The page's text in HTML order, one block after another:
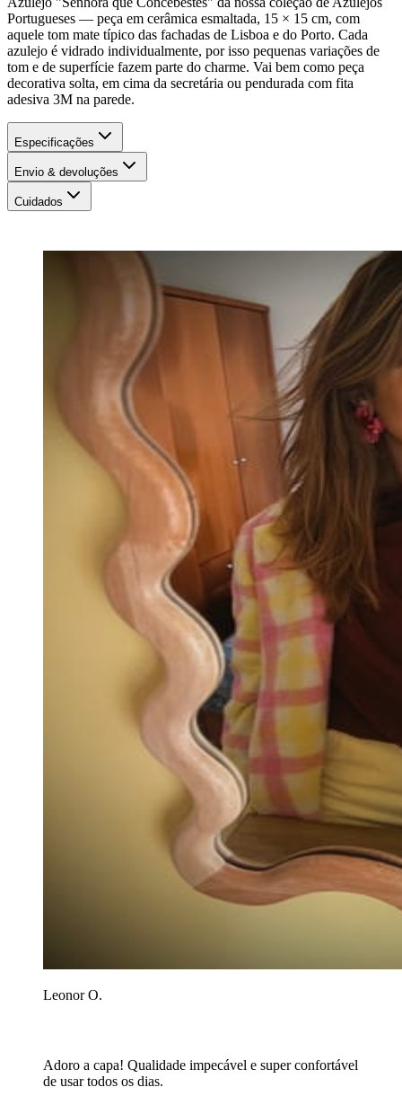
Portugueses — peça em cerâmica esmaltada, 15 × 15 cm, com
aquele tom mate típico das fachadas de Lisboa e do Porto. Cada
azulejo é vidrado individualmente, por isso pequenas variações de
tom e de superfície fazem parte do charme. Vai bem como peça
decorativa solta, em cima da secretária ou pendurada com fita
adesiva 3M na parede.
Especificações
Envio & devoluções
Cuidados
Leonor O.
Adoro a capa! Qualidade impecável e super confortável
de usar todos os dias.